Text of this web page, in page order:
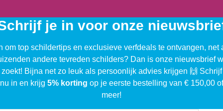
je in voor onze
om top schildertips en exclusieve verfdeals te ontvangen, net
andere tevreden schilders? Dan is onze nieuwsbrief
Bijna net zo leuk als persoonlijk advies krijgen 🙌
nu in en krijg 5% korting op je eerste bestelling van € 150,00 of
meer!